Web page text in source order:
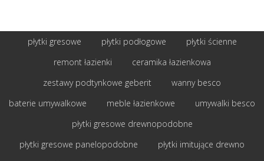
płytki gresowe płytki podłogowe
płytki ścienne
remont łazienki
ceramika łazienkowa
zestawy podtynkowe geberit
wanny besco
baterie umywalkowe
meble łazienkowe
umywalki besco
płytki gresowe drewnopodobne
płytki gresowe panelopodobne
płytki imitujące drewno